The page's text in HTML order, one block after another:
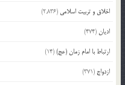
اخلاق و تربیت اسلامی (2,836)
ادیان(474)
ارتباط با امام زمان (عج)(14)
ازدواج (371)